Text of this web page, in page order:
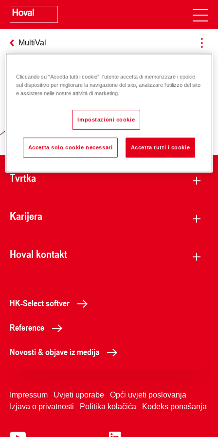
MultiVal
Odgovornost za energiju i okoliš
Tvrtka
Karijera
Hoval kontakt
HK-Select softver
Reference
Novosti & objave iz medija
Impressum Uvjeti uporabe
Opći uvjeti poslovanja
Izjava o privatnosti
Politika kolačića Kodeks ponašanja
Cliccando su “Accetta tutti i cookie”, l'utente accetta di memorizzare i cookie
sul dispositivo per migliorare la navigazione del sito, analizzare l'utilizzo del sito
e assistere nelle nostre attività di marketing.
Impostazioni cookie
Accetta solo cookie necessari Accetta tutti i cookie